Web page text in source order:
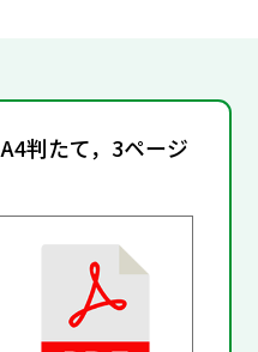
A4判たて，3ページ